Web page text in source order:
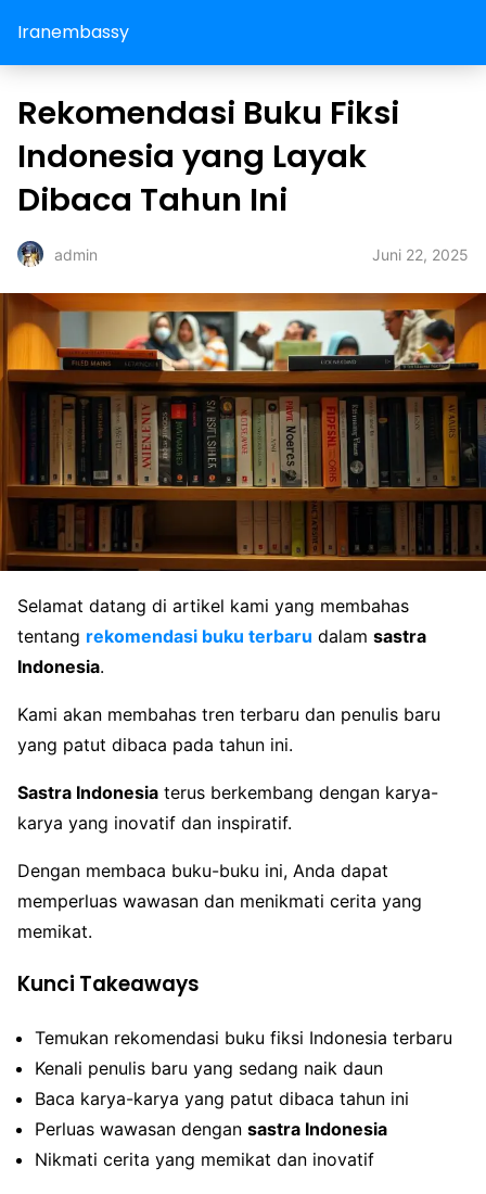
Iranembassy
Rekomendasi Buku Fiksi
Indonesia yang Layak
Dibaca Tahun Ini
admin Juni 22, 2025
Selamat datang di artikel kami yang membahas
tentang rekomendasi buku terbaru dalam sastra
Indonesia.
Kami akan membahas tren terbaru dan penulis baru
yang patut dibaca pada tahun ini.
Sastra Indonesia terus berkembang dengan karya-
karya yang inovatif dan inspiratif.
Dengan membaca buku-buku ini, Anda dapat
memperluas wawasan dan menikmati cerita yang
memikat.
Kunci Takeaways
Temukan rekomendasi buku fiksi Indonesia terbaru
Kenali penulis baru yang sedang naik daun
Baca karya-karya yang patut dibaca tahun ini
Perluas wawasan dengan sastra Indonesia
Nikmati cerita yang memikat dan inovatif